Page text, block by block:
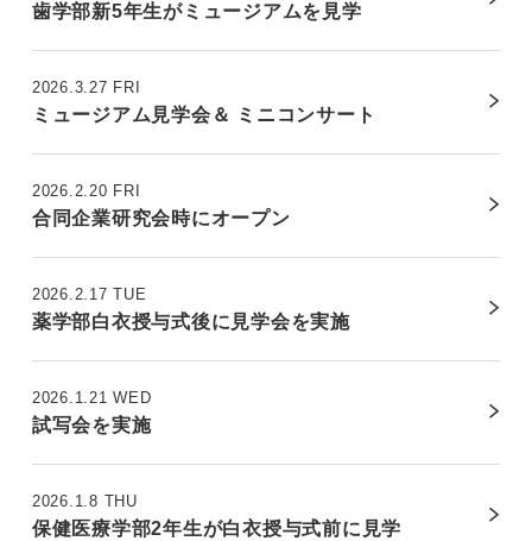
歯学部新5年生がミュージアムを見学
2026.3.27 FRI
ミュージアム見学会＆ ミニコンサート
2026.2.20 FRI
合同企業研究会時にオープン
2026.2.17 TUE
薬学部白衣授与式後に見学会を実施
2026.1.21 WED
試写会を実施
2026.1.8 THU
保健医療学部2年生が白衣授与式前に見学